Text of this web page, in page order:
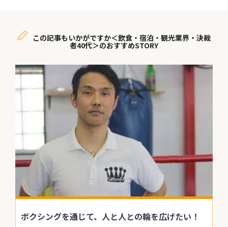
この記事もいかがですか＜飲食・宿泊・観光業界・決裁
者40代＞のおすすめSTORY
ボクシングを通じて、人と人との輪を広げたい！